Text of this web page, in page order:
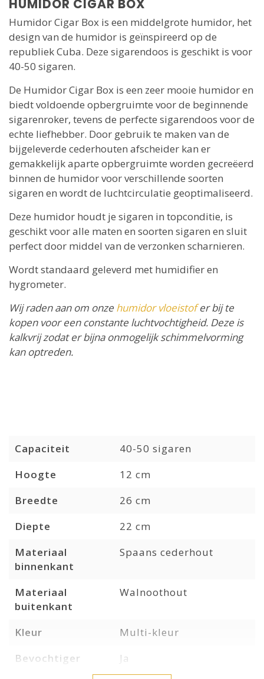
HUMIDOR CIGAR BOX
Humidor Cigar Box is een middelgrote humidor, het
design van de humidor is geïnspireerd op de
republiek Cuba. Deze sigarendoos is geschikt is voor
40-50 sigaren.
De Humidor Cigar Box is een zeer mooie humidor en
biedt voldoende opbergruimte voor de beginnende
sigarenroker, tevens de perfecte sigarendoos voor de
echte liefhebber. Door gebruik te maken van de
bijgeleverde cederhouten afscheider kan er
gemakkelijk aparte opbergruimte worden gecreëerd
binnen de humidor voor verschillende soorten
sigaren en wordt de luchtcirculatie geoptimaliseerd.
Deze humidor houdt je sigaren in topconditie, is
geschikt voor alle maten en soorten sigaren en sluit
perfect door middel van de verzonken scharnieren.
Wordt standaard geleverd met humidifier en
hygrometer.
Wij raden aan om onze humidor vloeistofer bij te
kopen voor een constante luchtvochtigheid. Deze is
kalkvrij zodat er bijna onmogelijk schimmelvorming
kan optreden.
Capaciteit
40-50 sigaren
Hoogte
12 cm
Breedte
26 cm
Diepte
22 cm
Materiaal
binnenkant
Spaans cederhout
Materiaal
buitenkant
Walnoothout
Kleur
Multi-kleur
Bevochtiger
Ja